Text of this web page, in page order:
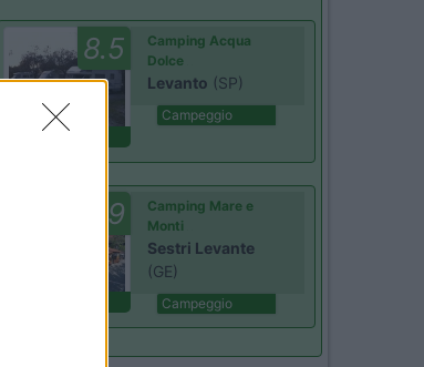
8.5
Camping Acqua
Dolce
Levanto (SP)
Campeggio
9
Camping Mare e
Monti
Sestri Levante
(GE)
Campeggio